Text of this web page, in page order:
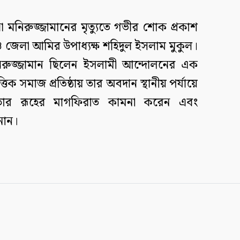
মৃত্যুতে গভীর শোক প্রকাশ
আমির উপাধ্যক্ষ শহিদুল ইসলাম মুকুল।
ছিলেন ইসলামী আন্দোলনের এক
সমাজ প্রতিষ্ঠায় তার অবদান স্থানীয় পর্যায়ে
রূহের মাগফিরাত কামনা করেন এবং